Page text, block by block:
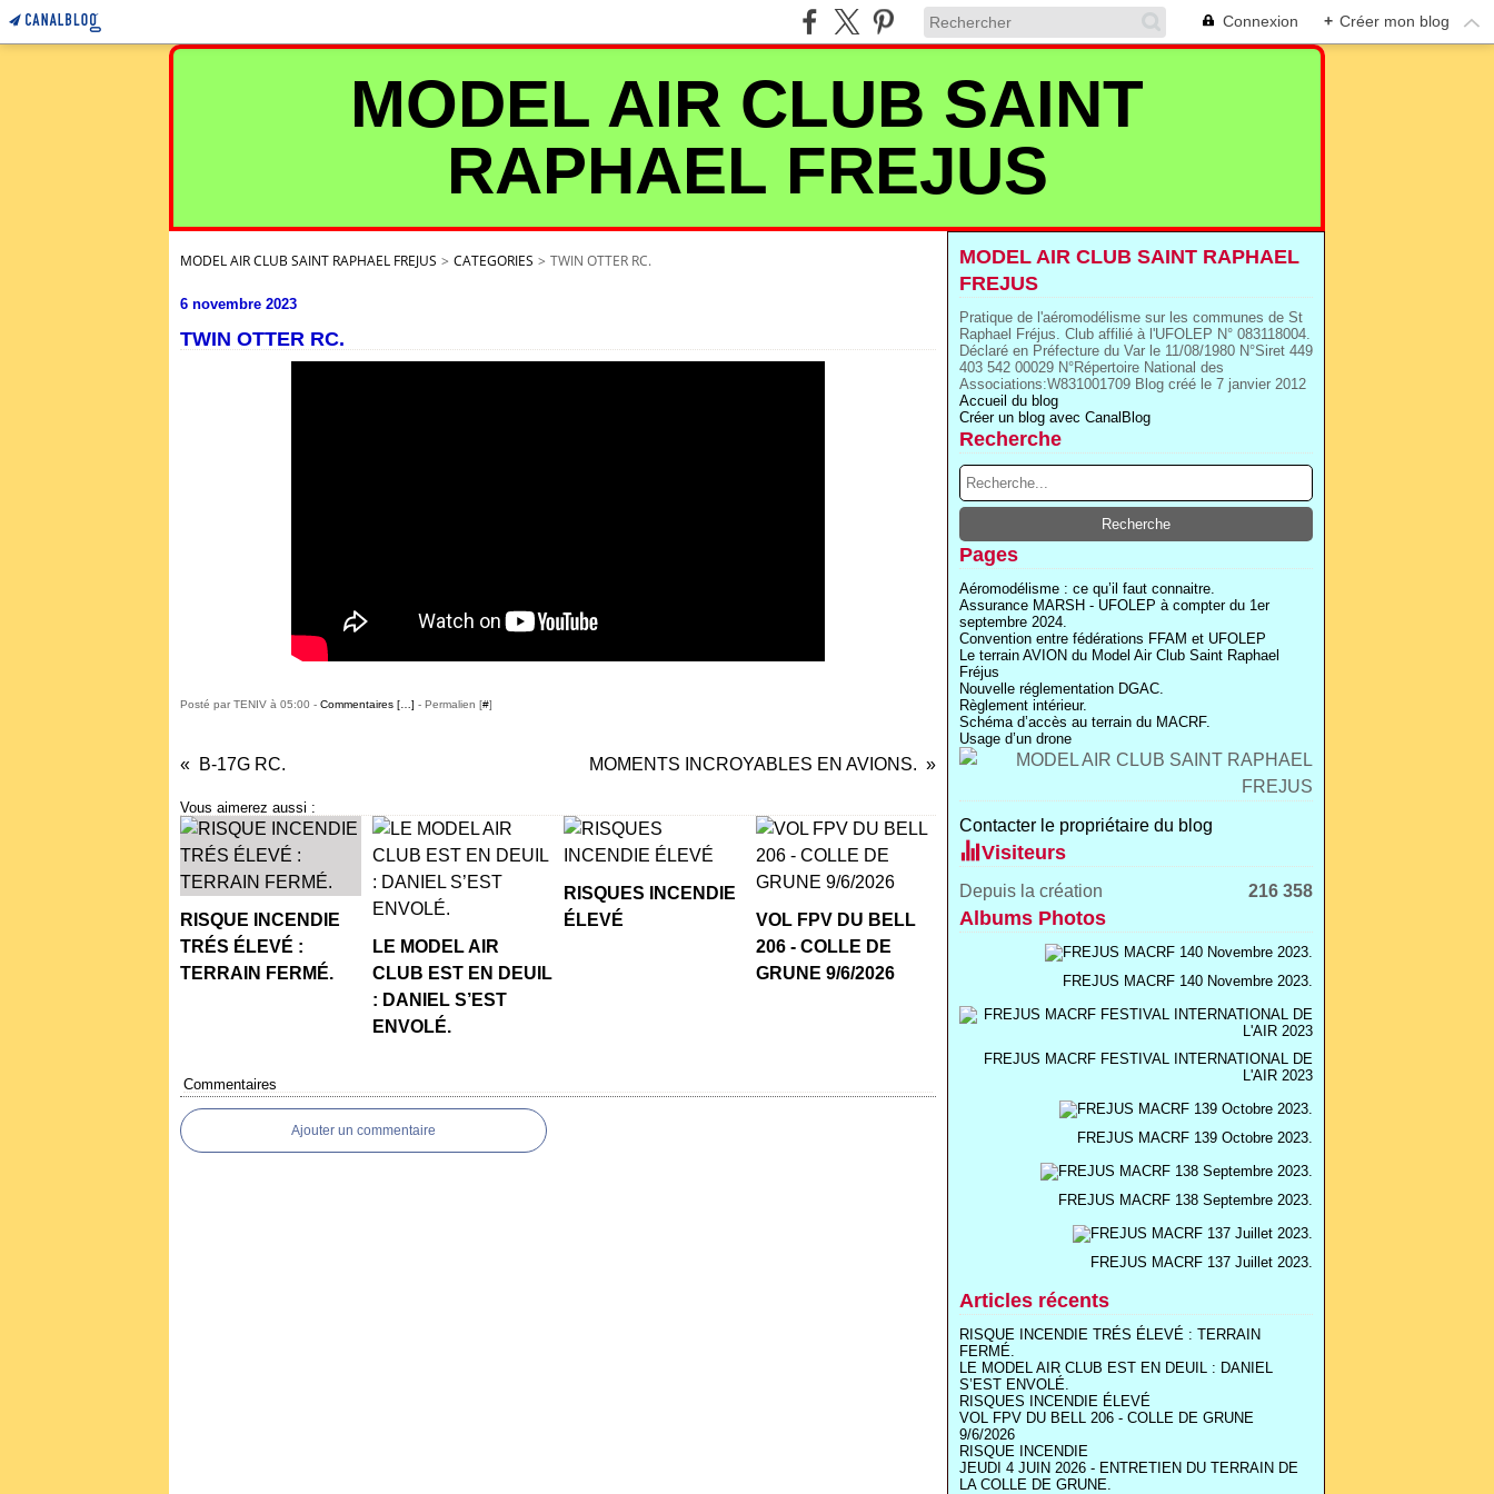
Connexion + Créer mon blog
MODEL AIR CLUB SAINT
RAPHAEL FREJUS
MODEL AIR CLUB SAINT RAPHAEL FREJUS > CATEGORIES > TWIN OTTER RC.
6 novembre 2023
TWIN OTTER RC.
Posté par TENIV à 05:00 - Commentaires [ ] - Permalien [#]
B-17G RC. MOMENTS INCROYABLES EN AVIONS.
Vous aimerez aussi :
RISQUE INCENDIE
TRÉS ÉLEVÉ :
TERRAIN FERMÉ.
LE MODEL AIR
CLUB EST EN DEUIL
: DANIEL S’EST
ENVOLÉ.
RISQUES INCENDIE
ÉLEVÉ
VOL FPV DU BELL
206 - COLLE DE
GRUNE 9/6/2026
Commentaires
Ajouter un commentaire
MODEL AIR CLUB SAINT RAPHAEL
FREJUS
Pratique de l'aéromodélisme sur les communes de St
Raphael Fréjus. Club affilié à l'UFOLEP N° 083118004.
Déclaré en Préfecture du Var le 11/08/1980 N°Siret 449
403 542 00029 N°Répertoire National des
Associations:W831001709 Blog créé le 7 janvier 2012
Accueil du blog
Créer un blog avec CanalBlog
Recherche
Pages
Aéromodélisme : ce qu’il faut connaitre.
Assurance MARSH - UFOLEP à compter du 1er
septembre 2024.
Convention entre fédérations FFAM et UFOLEP
Le terrain AVION du Model Air Club Saint Raphael
Fréjus
Nouvelle réglementation DGAC.
Règlement intérieur.
Schéma d’accès au terrain du MACRF.
Usage d’un drone
Contacter le propriétaire du blog
Visiteurs
Depuis la création 216 358
Albums Photos
FREJUS MACRF 140 Novembre 2023.
FREJUS MACRF FESTIVAL INTERNATIONAL DE
L'AIR 2023
FREJUS MACRF 139 Octobre 2023.
FREJUS MACRF 138 Septembre 2023.
FREJUS MACRF 137 Juillet 2023.
Articles récents
RISQUE INCENDIE TRÉS ÉLEVÉ : TERRAIN
FERMÉ.
LE MODEL AIR CLUB EST EN DEUIL : DANIEL
S’EST ENVOLÉ.
RISQUES INCENDIE ÉLEVÉ
VOL FPV DU BELL 206 - COLLE DE GRUNE
9/6/2026
RISQUE INCENDIE
JEUDI 4 JUIN 2026 - ENTRETIEN DU TERRAIN DE
LA COLLE DE GRUNE.